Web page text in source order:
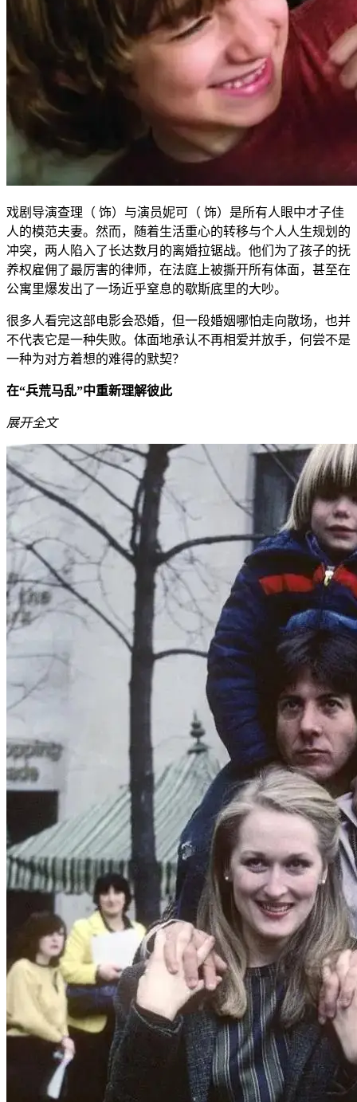
戏剧导演查理（ 饰）与演员妮可（ 饰）是所有人眼中才子佳
人的模范夫妻。然而，随着生活重心的转移与个人人生规划的
冲突，两人陷入了长达数月的离婚拉锯战。他们为了孩子的抚
养权雇佣了最厉害的律师，在法庭上被撕开所有体面，甚至在
公寓里爆发出了一场近乎窒息的歇斯底里的大吵。
很多人看完这部电影会恐婚，但一段婚姻哪怕走向散场，也并
不代表它是一种失败。体面地承认不再相爱并放手，何尝不是
一种为对方着想的难得的默契？
在“兵荒马乱”中重新理解彼此
展开全文